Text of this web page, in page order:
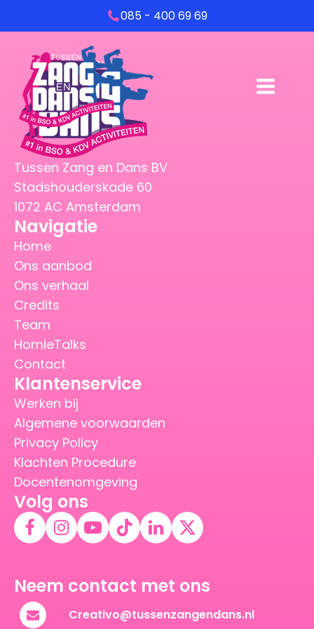
085 - 400 69 69
Tussen Zang en Dans BV
Stadshouderskade 60
1072 AC Amsterdam
Navigatie
Home
Ons aanbod
Ons verhaal
Credits
Team
HomieTalks
Contact
Klantenservice
Werken bij
Algemene voorwaarden
Privacy Policy
Klachten Procedure
Docentenomgeving
Volg ons
Neem contact met ons
Creativo@tussenzangendans.nl